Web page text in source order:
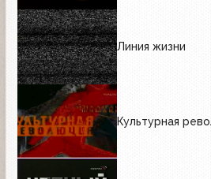
Линия жизни
Культурная